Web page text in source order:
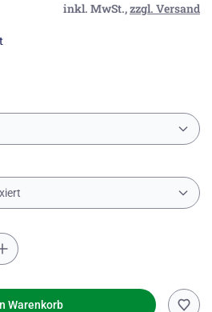
inkl. MwSt.,zzgl. Versand
Warenkorb